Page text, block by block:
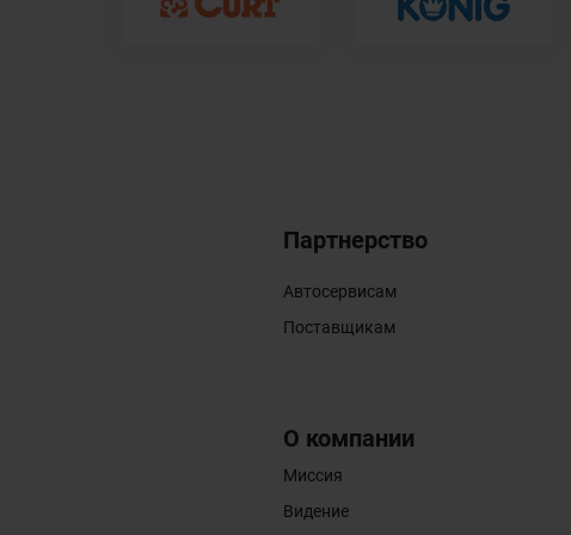
Партнерство
Автосервисам
Поставщикам
О компании
Миссия
Видение